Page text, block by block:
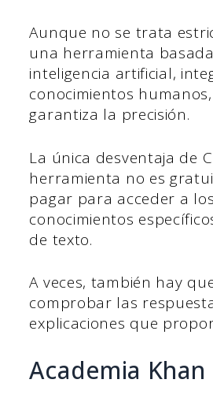
Aunque no se trata
una herramienta
inteligencia artificial,
conocimientos
garantiza la precisión.
La única desventaja de
herramienta no es
pagar para acceder a los
conocimientos
de texto.
A veces, también hay
comprobar las
explicaciones que
Academia Khan